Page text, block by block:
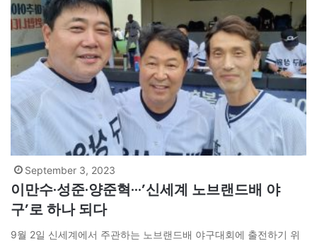
September 3, 2023
이만수·성준·양준혁···’신세계 노브랜드배 야
구’로 하나 되다
9월 2일 신세계에서 주관하는 노브랜드배 야구대회에 출전하기 위